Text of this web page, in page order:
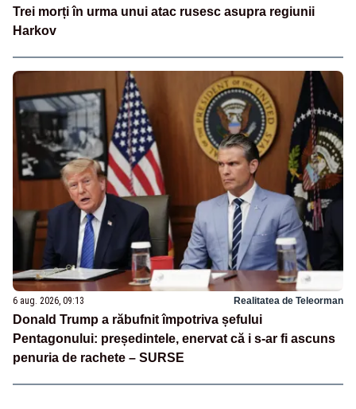
Trei morți în urma unui atac rusesc asupra regiunii
Harkov
6 aug. 2026, 09:13 Realitatea de Teleorman
Donald Trump a răbufnit împotriva șefului
Pentagonului: președintele, enervat că i s-ar fi ascuns
penuria de rachete – SURSE